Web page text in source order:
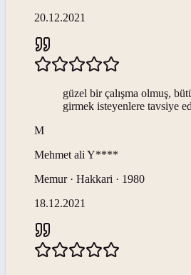
20.12.2021
güzel bir çalışma olmuş,
girmek isteyenlere tavsiye
M
Mehmet ali Y****
Memur · Hakkari · 1980
18.12.2021